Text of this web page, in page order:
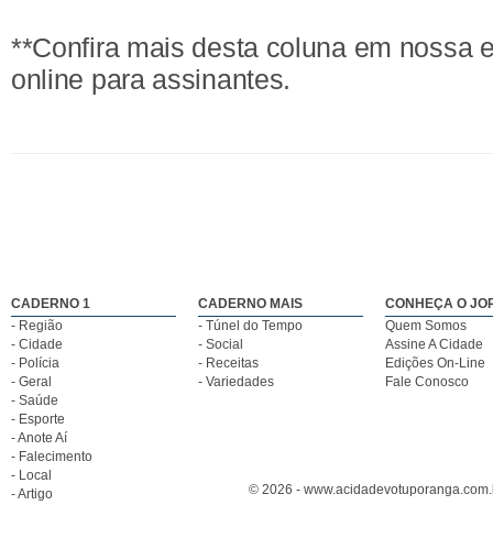
**Confira mais desta coluna em nossa
online para assinantes.
CADERNO 1
- Região
- Cidade
- Polícia
- Geral
- Saúde
- Esporte
- Anote Aí
- Falecimento
- Local
- Artigo
CADERNO MAIS
- Túnel do Tempo
- Social
- Receitas
- Variedades
CONHEÇA O
Quem Somos
Assine A Cidade
Edições On-Line
Fale Conosco
© 2026 -